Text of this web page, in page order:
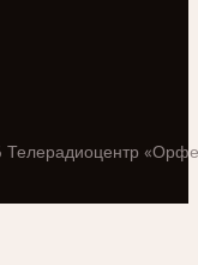
Телерадиоцентр